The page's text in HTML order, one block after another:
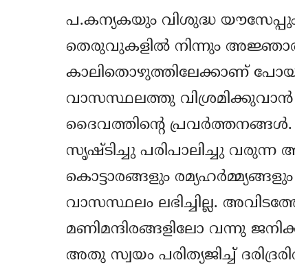
പ.കന്യകയും വിശുദ്ധ
തെരുവുകളില്‍ നിന്നും
കാലിതൊഴുത്തിലേക്കാണ്
വാസസ്ഥലത്തു
ദൈവത്തിന്‍റെ
സൃഷ്ടിച്ചു പരിപാലിച്ചു വരുന്ന
കൊട്ടാരങ്ങളും
വാസസ്ഥലം ലഭിച്ചില്ല.
മണിമന്ദിരങ്ങളിലോ വന്നു
അതു സ്വയം പരിത്യജിച്ച്